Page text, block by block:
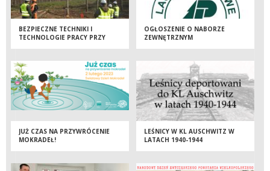
BEZPIECZNE TECHNIKI I
TECHNOLOGIE PRACY PRZY
OGŁOSZENIE O NABORZE
ZEWNĘTRZNYM
JUŻ CZAS NA PRZYWRÓCENIE
MOKRADEŁ!
LEŚNICY W KL AUSCHWITZ W
LATACH 1940-1944